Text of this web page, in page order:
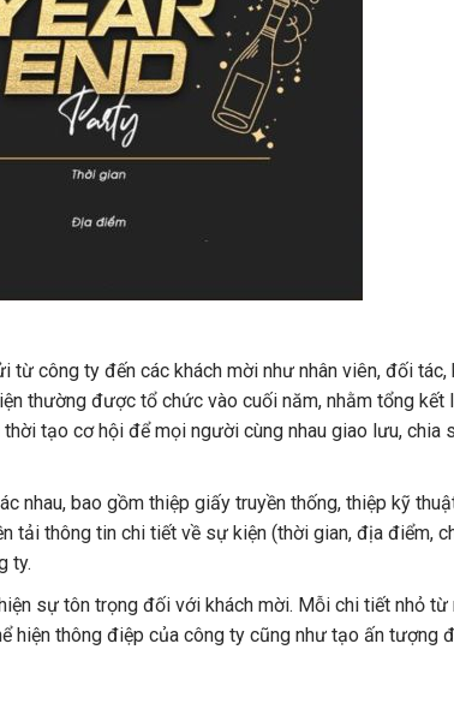
công ty đến các khách mời như nhân viên, đối tác,
thường được tổ chức vào cuối năm, nhằm tổng kết
tạo cơ hội để mọi người cùng nhau giao lưu, chia
nhau, bao gồm thiệp giấy truyền thống, thiệp kỹ
tải thông tin chi tiết về sự kiện (thời gian, địa điểm,
ty.
sự tôn trọng đối với khách mời. Mỗi chi tiết nhỏ từ
hiện thông điệp của công ty cũng như tạo ấn tượng